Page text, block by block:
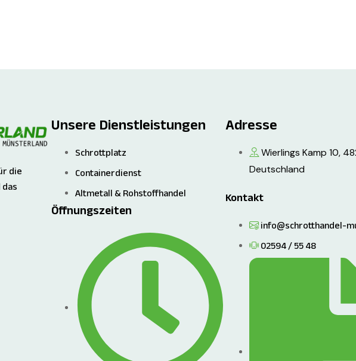
die
Unsere Dienstleistungen
Schrottplatz
Containerdienst
Altmetall & Rohstoffhandel
Öffnungszeiten
Adresse
Wierlings Kamp 10,
Deutschland
Kontakt
info@schrotthandel-
02594 / 55 48